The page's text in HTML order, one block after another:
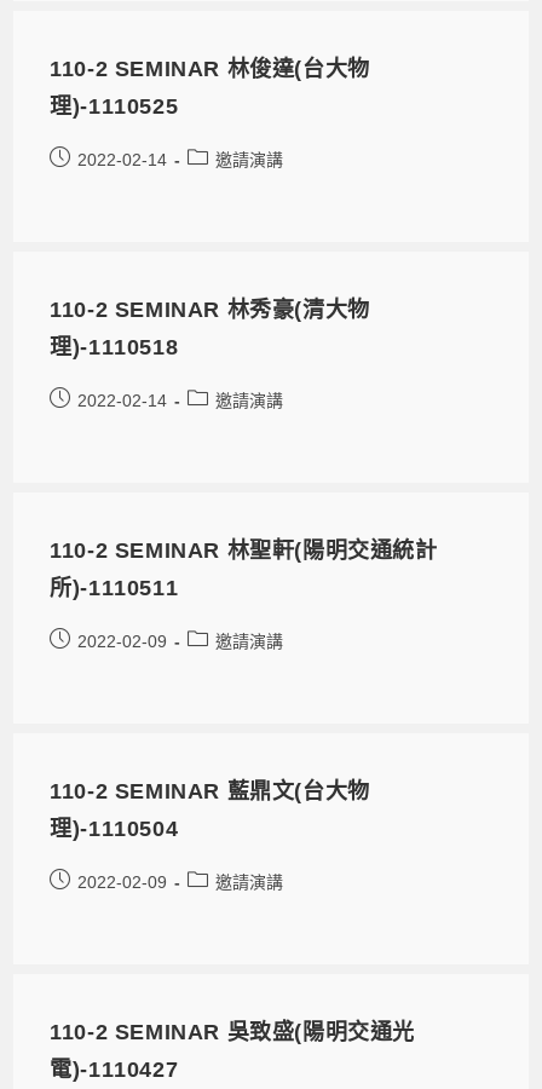
110-2 SEMINAR 林俊達(台大物
理)-1110525
2022-02-14 邀請演講
110-2 SEMINAR 林秀豪(清大物
理)-1110518
2022-02-14 邀請演講
110-2 SEMINAR 林聖軒(陽明交通統計
所)-1110511
2022-02-09 邀請演講
110-2 SEMINAR 藍鼎文(台大物
理)-1110504
2022-02-09 邀請演講
110-2 SEMINAR 吳致盛(陽明交通光
電)-1110427